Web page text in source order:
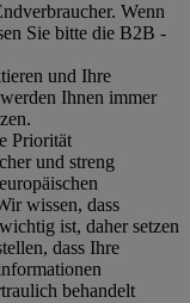
Wenn
Sie bitte die B2B -
und Ihre
Ihnen immer
Priorität
und streng
wissen, dass
ist, daher setzen
dass Ihre
behandelt